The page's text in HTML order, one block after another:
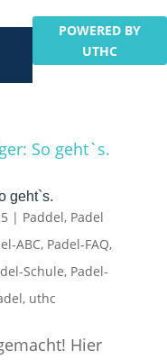
POWERED BY
UTHC
geht`s.
| Paddel, Padel
ABC, Padel-FAQ,
Schule, Padel-
, uthc
Hier